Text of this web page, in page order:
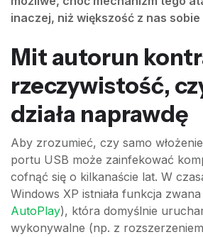
inaczej, niż większość z nas
Mit autorun
rzeczywistość,
działa naprawdę
Aby zrozumieć, czy samo
portu USB może zainfekować
cofnąć się o kilkanaście lat. W
Windows XP istniała funkcja zwana
AutoPlay), która domyślnie
wykonywalne (np. z rozszerzeniem